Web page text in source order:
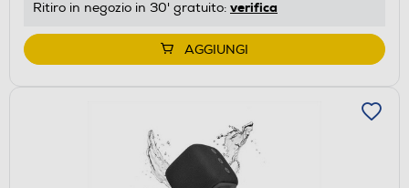
Ritiro in negozio in 30' gratuito: verifica
AGGIUNGI